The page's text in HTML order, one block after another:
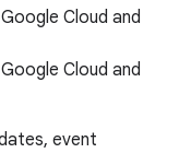
Cloud and
Cloud and
event